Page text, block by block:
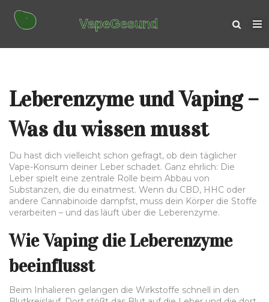
Leberenzyme und Vaping –
Was du wissen musst
Du hast dich vielleicht schon gefragt, ob dein täglicher
Vape-Konsum deiner Leber schadet. Ganz ehrlich: Die
Leber spielt eine zentrale Rolle beim Abbau von
Substanzen, die du einatmest. Wenn du CBD, HHC oder
andere Cannabinoide dampfst, muss dein Körper die Stoffe
verarbeiten – und das läuft über die Leberenzyme.
Wie Vaping die Leberenzyme
beeinflusst
Beim Inhalieren gelangen die Wirkstoffe schnell in den